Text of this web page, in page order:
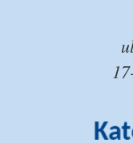
ul.
17-